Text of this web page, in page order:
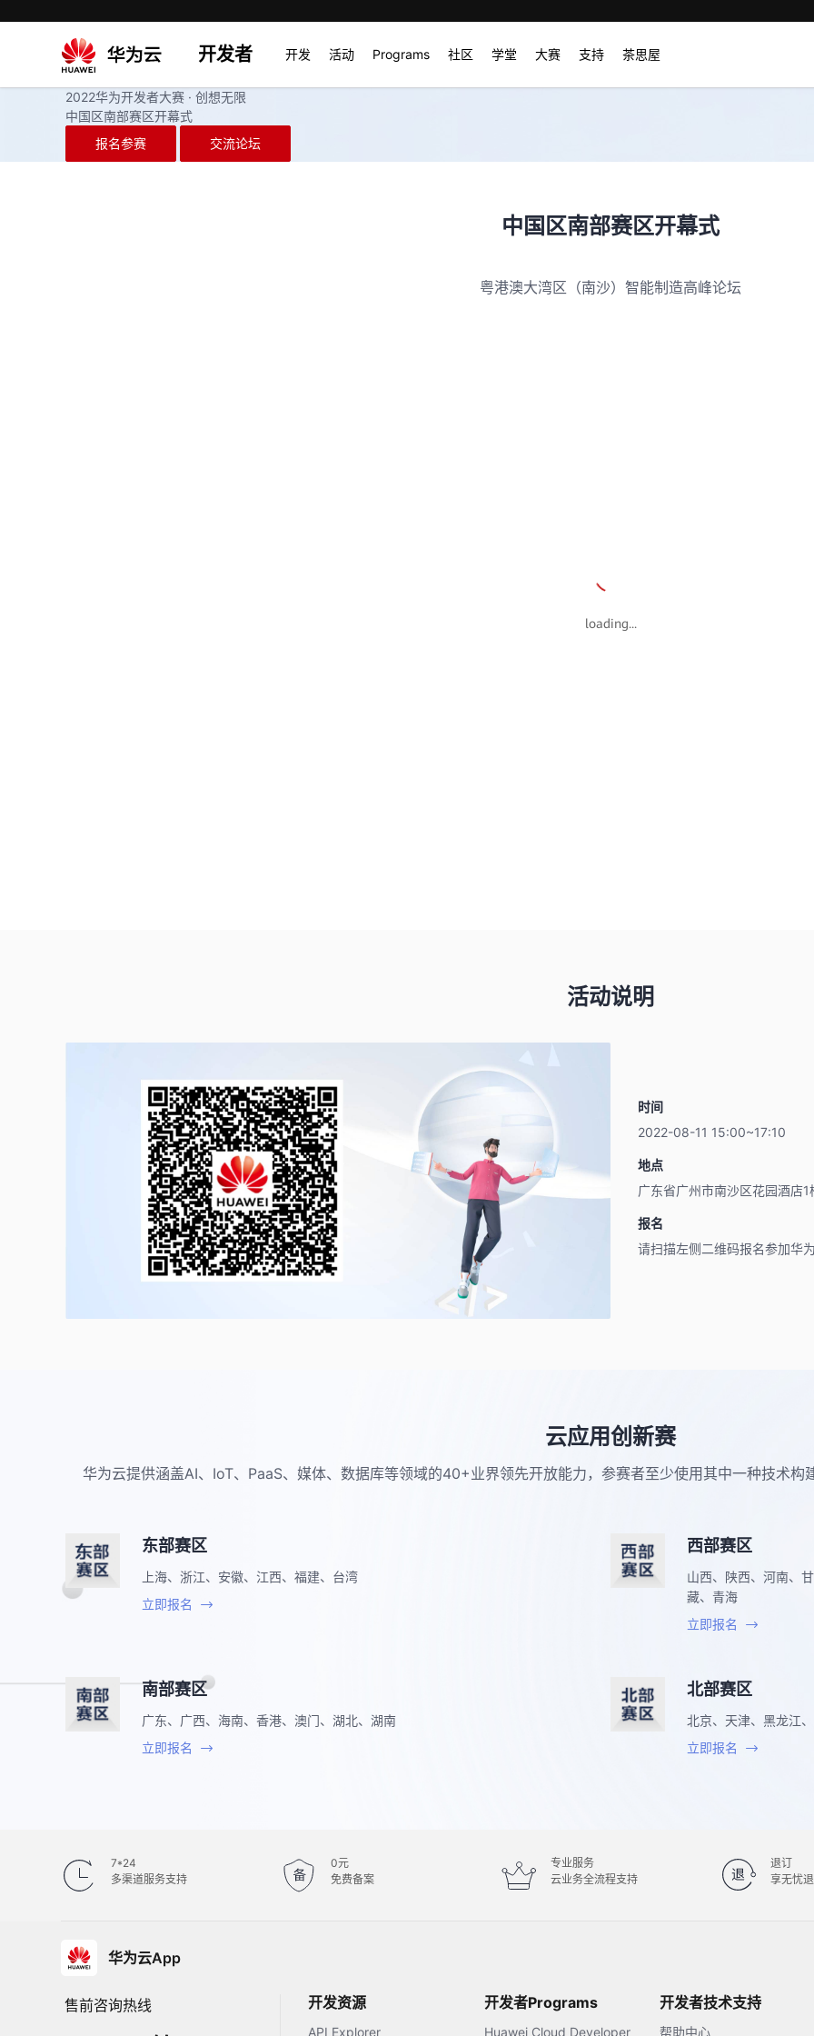
开发者 开发 活动 Programs 社区 学堂 大赛 支持 茶思屋
2022华为开发者大赛 · 创想无限
中国区南部赛区开幕式
报名参赛
交流论坛
中国区南部赛区开幕式
粤港澳大湾区（南沙）智能制造高峰论坛
活动说明
时间
2022-08-11 15:00~17:10
地点
广东省广州市南沙区花园酒店
报名
请扫描左侧二维码报名参加华
云应用创新赛
华为云提供涵盖AI、IoT、PaaS、媒体、数据库等领域的40+业界领先开放能力，参赛者至少使用其中一种技术构
东部赛区
上海、浙江、安徽、江西、福建、台湾
立即报名
西部赛区
山西、陕西、河南、
藏、青海
立即报名
南部赛区
广东、广西、海南、香港、澳门、湖北、湖南
立即报名
北部赛区
北京、天津、黑龙江
立即报名
7*24
多渠道服务支持
0元
免费备案
专业服务
云业务全流程支持
退订
享无忧
华为云App
售前咨询热线 开发资源
API Explorer
开发者Programs
Huawei Cloud Developer
开发者技术支持
帮助中心